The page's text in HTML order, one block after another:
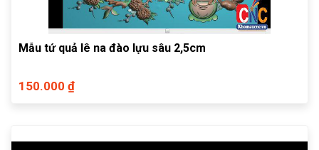
Mẫu tứ quả lê na đào lựu sâu 2,5cm
150.000 ₫